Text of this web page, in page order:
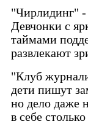
"Чирлидинг" -
Девчонки с
таймами
развлекают
"Клуб
дети пишут
но дело даже
в себе